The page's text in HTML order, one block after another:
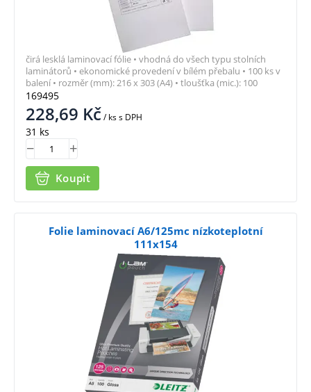
169495
228,69 Kč/ kss DPH
31 ks
Koupit
čirá lesklá laminovací fólie • vhodná do všech typu stolních
laminátorů • ekonomické provedení v bílém přebalu • 100 ks v
balení • rozměr (mm): 216 x 303 (A4) • tloušťka (mic.): 100
Folie laminovací A6/125mc nízkoteplotní
111x154